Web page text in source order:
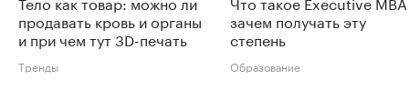
продавать кровь и органы
и при чем тут 3D-печать
Тренды
зачем получать эту
степень
Образование